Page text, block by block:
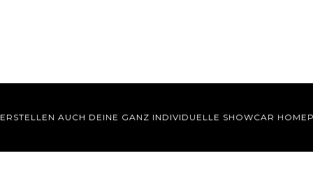
AUCH DEINE GANZ INDIVIDUELLE SHOWCAR